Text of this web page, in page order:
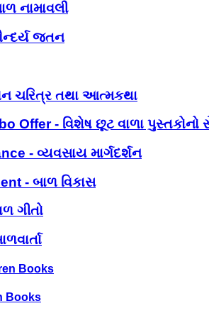
નામાવલી
જતન
ચરિત્ર તથા આત્મકથા
Offer - વિશેષ છૂટ વાળા પુસ્તકોનો
- વ્યવસાય માર્ગદર્શન
- બાળ વિકાસ
ગીતો
Books
Books